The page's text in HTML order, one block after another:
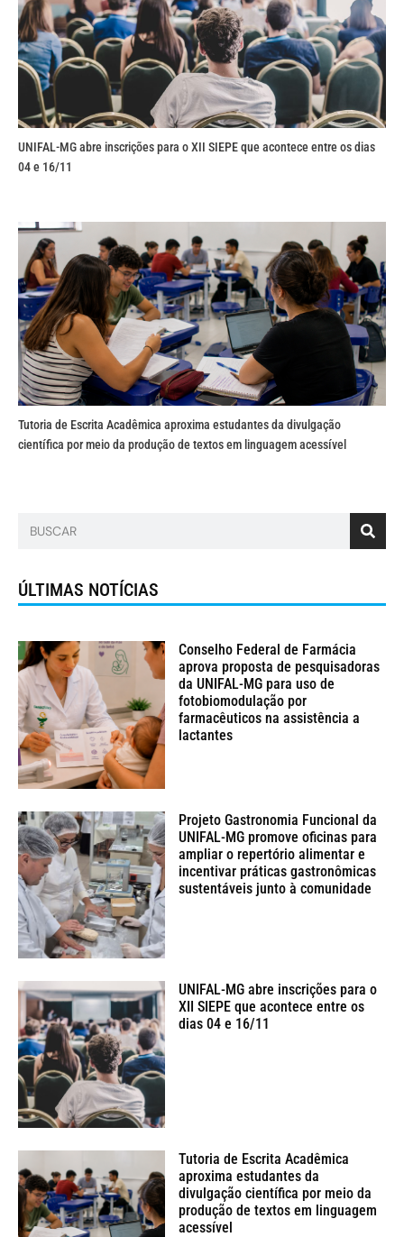
UNIFAL-MG abre inscrições para o XII SIEPE que acontece entre os dias
04 e 16/11
Tutoria de Escrita Acadêmica aproxima estudantes da divulgação
científica por meio da produção de textos em linguagem acessível
ÚLTIMAS NOTÍCIAS
Conselho Federal de Farmácia
aprova proposta de pesquisadoras
da UNIFAL-MG para uso de
fotobiomodulação por
farmacêuticos na assistência a
lactantes
Projeto Gastronomia Funcional da
UNIFAL-MG promove oficinas para
ampliar o repertório alimentar e
incentivar práticas gastronômicas
sustentáveis junto à comunidade
UNIFAL-MG abre inscrições para o
XII SIEPE que acontece entre os
dias 04 e 16/11
Tutoria de Escrita Acadêmica
aproxima estudantes da
divulgação científica por meio da
produção de textos em linguagem
acessível